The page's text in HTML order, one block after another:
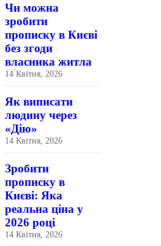
Чи можна
зробити
прописку в Києві
без згоди
власника житла
14 Квітня, 2026
Як виписати
людину через
«Дію»
14 Квітня, 2026
Зробити
прописку в
Києві: Яка
реальна ціна у
2026 році
14 Квітня, 2026